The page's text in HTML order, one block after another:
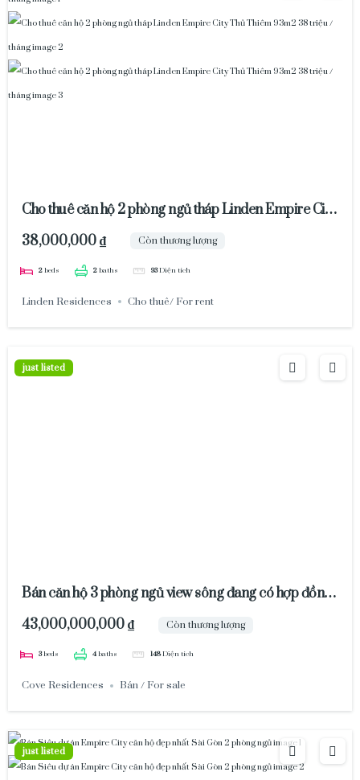
Cho thuê căn hộ 2 phòng ngủ tháp Linden Empire City
Thủ Thiêm 93m2 38 triệu / tháng
38,000,000 ₫ Còn thương lượng
2 beds 2baths 93Diện tích
Linden Residences Cho thuê/ For rent
just listed
Bán căn hộ 3 phòng ngủ view sông đang có hợp đồng
thuê tầng thấp 43 tỷ
43,000,000,000 ₫ Còn thương lượng
3beds 4baths 148Diện tích
Cove Residences Bán / For sale
just listed